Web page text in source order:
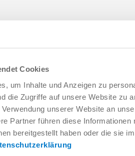
Cookies
um Inhalte und Anzeigen zu
die Zugriffe auf unsere Website zu
unserer Website an
Partner führen diese
bereitgestellt haben oder die sie
de montage et de